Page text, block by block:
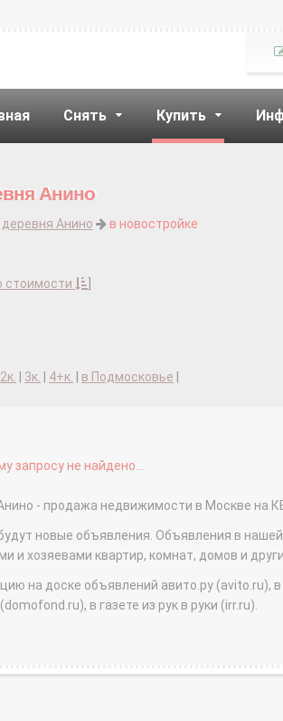
Снять Купить
Анино
деревня Анино в новостройке
стоимости
2к. 3к. 4+к. в Подмосковье
запросу не найдено...
- продажа недвижимости в Москве на
новые объявления. Объявления в
и хозяевами квартир, комнат, домов и
на доске объявлений авито.ру (avito.ru), в
в газете из рук в руки (irr.ru).